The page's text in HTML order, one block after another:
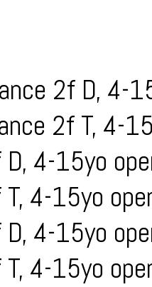
2f D, 4-
2f T, 4-
4-15yo
4-15yo
4-15yo
4-15yo